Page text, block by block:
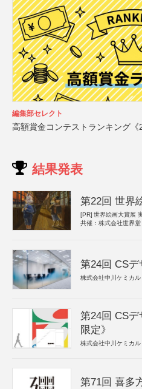
編集部セレクト
高額賞金コンテストランキング《
結果発表
第22回 世界
[PR] 世界絵画大賞展
共催：株式会社世界堂
第24回 CS
株式会社中川ケミカル
第24回 CS
限定》
株式会社中川ケミカル
第71回 喜多